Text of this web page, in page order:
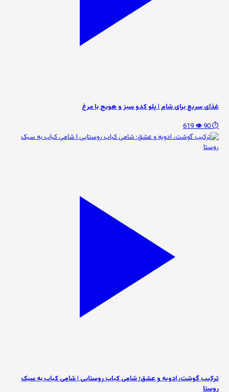
غذای سریع برای شام | پلو کدو سبز و هویج با مرغ
⏱️ 90
👁️ 619
ترکیب گوشت، ادویه و عشق؛ شامی کباب روستایی | شامی کباب به سبک
روستا